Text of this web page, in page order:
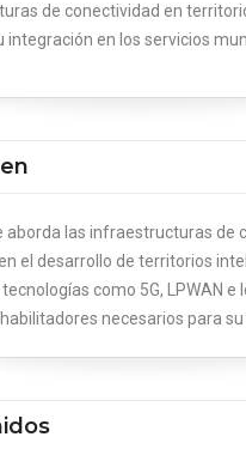
de conectividad en
integración en los servicios
aborda las infraestructuras de
el desarrollo de territorios
como 5G, LPWAN e
necesarios para su